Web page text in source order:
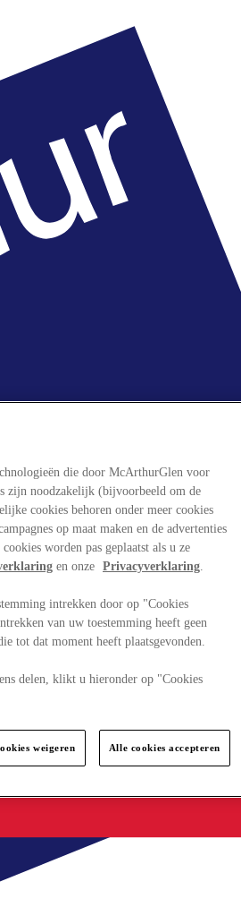
die door McArthurGlen voor
zijn noodzakelijk (bijvoorbeeld om de
cookies behoren onder meer cookies
op maat maken en de advertenties
worden pas geplaatst als u ze
en onze Privacyverklaring.
intrekken door op "Cookies
van uw toestemming heeft geen
tot dat moment heeft plaatsgevonden.
delen, klikt u hieronder op "Cookies
weigeren Alle cookies accepteren